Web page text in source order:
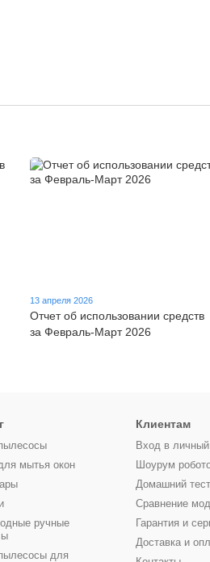
13 апреля 2026
Отчет об использовании средств
за Февраль-Март 2026
мытья окон
ручные
для
Клиентам
Вход в личный
Шоурум
Домашний
Сравнение
Гарантия и
Доставка и